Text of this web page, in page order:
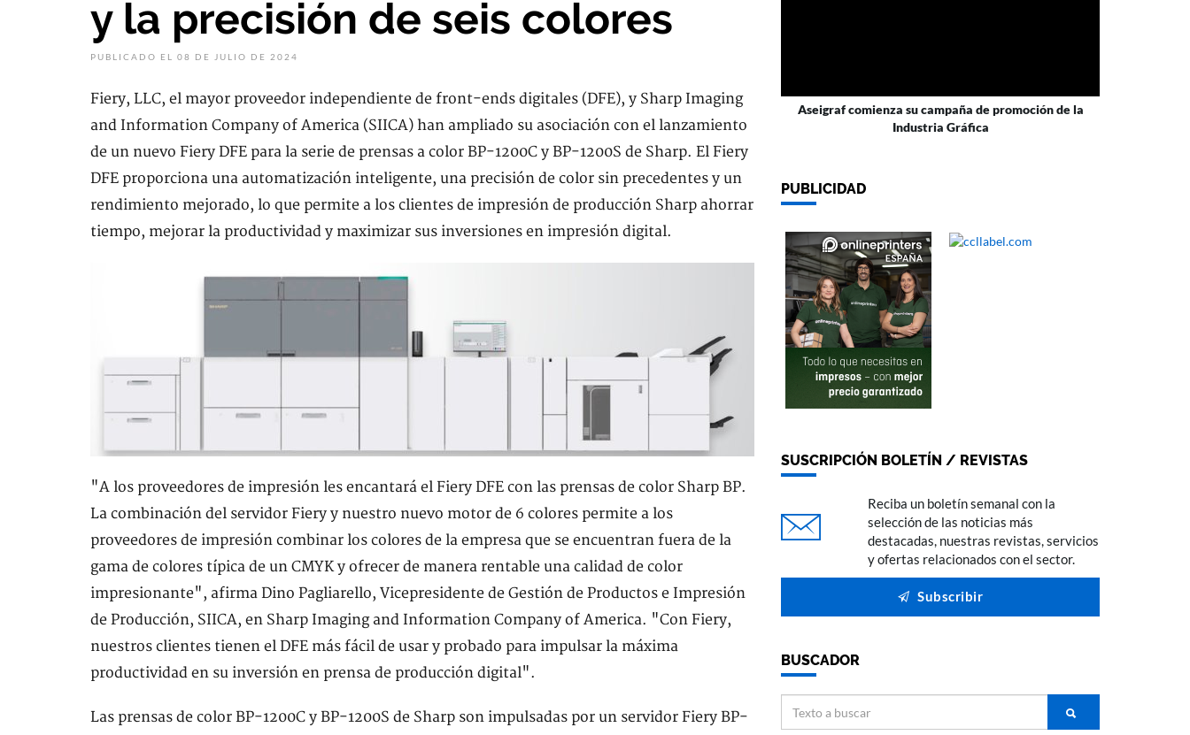
y la precisión de seis colores
PUBLICADO EL 08 DE JULIO DE 2024
Fiery, LLC, el mayor proveedor independiente de front-ends digitales (DFE), y Sharp Imaging
and Information Company of America (SIICA) han ampliado su asociación con el lanzamiento
de un nuevo Fiery DFE para la serie de prensas a color BP-1200C y BP-1200S de Sharp. El Fiery
DFE proporciona una automatización inteligente, una precisión de color sin precedentes y un
rendimiento mejorado, lo que permite a los clientes de impresión de producción Sharp ahorrar
tiempo, mejorar la productividad y maximizar sus inversiones en impresión digital.
"A los proveedores de impresión les encantará el Fiery DFE con las prensas de color Sharp BP.
La combinación del servidor Fiery y nuestro nuevo motor de 6 colores permite a los
proveedores de impresión combinar los colores de la empresa que se encuentran fuera de la
gama de colores típica de un CMYK y ofrecer de manera rentable una calidad de color
impresionante", afirma Dino Pagliarello, Vicepresidente de Gestión de Productos e Impresión
de Producción, SIICA, en Sharp Imaging and Information Company of America. "Con Fiery,
nuestros clientes tienen el DFE más fácil de usar y probado para impulsar la máxima
productividad en su inversión en prensa de producción digital".
Las prensas de color BP-1200C y BP-1200S de Sharp son impulsadas por un servidor Fiery BP-
Aseigraf comienza su campaña de promoción de la
Industria Gráfica
PUBLICIDAD
SUSCRIPCIÓN BOLETÍN / REVISTAS
Reciba un boletín semanal con la
selección de las noticias más
destacadas, nuestras revistas, servicios
y ofertas relacionados con el sector.
Subscribir
BUSCADOR